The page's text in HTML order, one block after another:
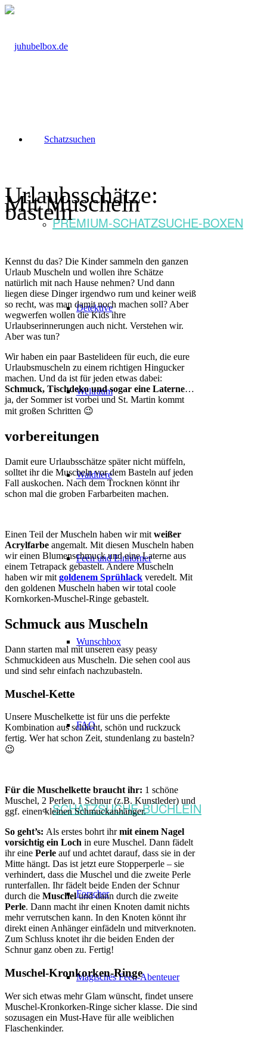
Schatzsuchen
PREMIUM-SCHATZSUCHE-BOXEN
Detektive
Weltraum
Waldtiere
Feen und Einhörner
Wunschbox
FAQ
SCHATZSUCHE-BÜCHLEIN
Forscher
Magisches Feen-Abenteuer
Urlaubsschätze:
Mit Muscheln
basteln
Kennst du das? Die Kinder sammeln den ganzen
Urlaub Muscheln und wollen ihre Schätze
natürlich mit nach Hause nehmen? Und dann
liegen diese Dinger irgendwo rum und keiner weiß
so recht, was man damit noch machen soll? Aber
wegwerfen wollen die Kids ihre
Urlaubserinnerungen auch nicht. Verstehen wir.
Aber was tun?
Wir haben ein paar Bastelideen für euch, die eure
Urlaubsmuscheln zu einem richtigen Hingucker
machen. Und da ist für jeden etwas dabei:
Schmuck, Tischdeko und sogar eine Laterne…
ja, der Sommer ist vorbei und St. Martin kommt
mit großen Schritten 😉
vorbereitungen
Damit eure Urlaubsschätze später nicht müffeln,
solltet ihr die Muscheln vor dem Basteln auf jeden
Fall auskochen. Nach dem Trocknen könnt ihr
schon mal die groben Farbarbeiten machen.
Einen Teil der Muscheln haben wir mit weißer
Acrylfarbe angemalt. Mit diesen Muscheln haben
wir einen Blumenschmuck und eine Laterne aus
einem Tetrapack gebastelt. Andere Muscheln
haben wir mit goldenem Sprühlack veredelt. Mit
den goldenen Muscheln haben wir total coole
Kornkorken-Muschel-Ringe gebastelt.
Schmuck aus Muscheln
Dann starten mal mit unseren easy peasy
Schmuckideen aus Muscheln. Die sehen cool aus
und sind sehr einfach nachzubasteln.
Muschel-Kette
Unsere Muschelkette ist für uns die perfekte
Kombination aus schlicht, schön und ruckzuck
fertig. Wer hat schon Zeit, stundenlang zu basteln?
😉
Für die Muschelkette braucht ihr: 1 schöne
Muschel, 2 Perlen, 1 Schnur (z.B. Kunstleder) und
ggf. einen kleinen Schmuckanhänger.
So geht’s: Als erstes bohrt ihrmit einem Nagel
vorsichtig ein Loch in eure Muschel. Dann fädelt
ihr eine Perle auf und achtet darauf, dass sie in der
Mitte hängt. Das ist jetzt eure Stopperperle – sie
verhindert, dass die Muschel und die zweite Perle
runterfallen. Ihr fädelt beide Enden der Schnur
durch die Muschelund dann durch die zweite
Perle. Dann macht ihr einen Knoten damit nichts
mehr verrutschen kann. In den Knoten könnt ihr
direkt einen Anhänger einfädeln und mitverknoten.
Zum Schluss knotet ihr die beiden Enden der
Schnur ganz oben zu. Fertig!
Muschel-Kronkorken-Ringe
Wer sich etwas mehr Glam wünscht, findet unsere
Muschel-Kronkorken-Ringe sicher klasse. Die sind
sozusagen ein Must-Have für alle weiblichen
Flaschenkinder.